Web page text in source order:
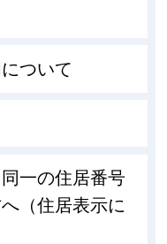
ついて
一の住居番号
（住居表示に